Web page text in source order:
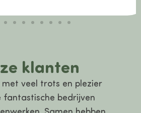
klanten
met veel trots en plezier
fantastische bedrijven